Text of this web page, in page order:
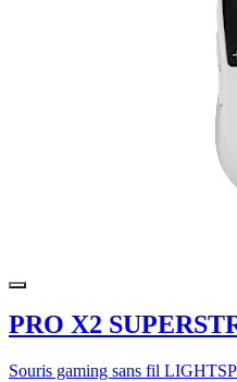
PRO X2
Souris gaming sans fil